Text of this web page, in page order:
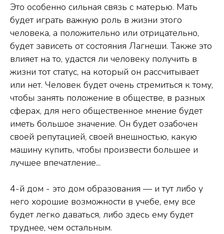
Это особенно сильная связь с матерью. Мать
будет играть важную роль в жизни этого
человека, а положительно или отрицательно,
будет зависеть от состояния Лагнеши. Также это
влияет на то, удастся ли человеку получить в
жизни тот статус, на который он рассчитывает
или нет. Человек будет очень стремиться к тому,
чтобы занять положение в обществе, в разных
сферах, для него общественное мнение будет
иметь большое значение. Он будет озабочен
своей репутацией, своей внешностью, какую
машину купить, чтобы произвести большее и
лучшее впечатление...
4-й дом - это дом образования — и тут либо у
него хорошие возможности в учебе, ему все
будет легко даваться, либо здесь ему будет
труднее, чем остальным.